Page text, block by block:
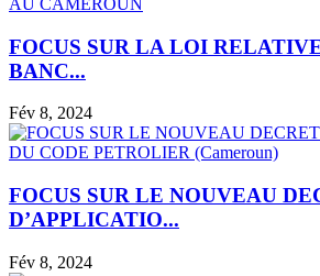
FOCUS SUR LA LOI
BANC...
Fév 8, 2024
FOCUS SUR LE NOUVEAU
D’APPLICATIO...
Fév 8, 2024